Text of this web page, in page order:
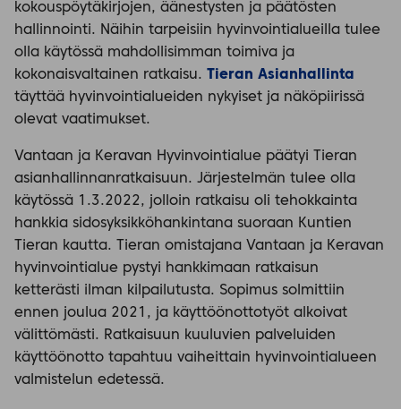
kokouspöytäkirjojen, äänestysten ja päätösten
hallinnointi. Näihin tarpeisiin hyvinvointialueilla tulee
olla käytössä mahdollisimman toimiva ja
kokonaisvaltainen ratkaisu. Tieran Asianhallinta
täyttää hyvinvointialueiden nykyiset ja näköpiirissä
olevat vaatimukset.
Vantaan ja Keravan Hyvinvointialue päätyi Tieran
asianhallinnanratkaisuun. Järjestelmän tulee olla
käytössä 1.3.2022, jolloin ratkaisu oli tehokkainta
hankkia sidosyksikköhankintana suoraan Kuntien
Tieran kautta. Tieran omistajana Vantaan ja Keravan
hyvinvointialue pystyi hankkimaan ratkaisun
ketterästi ilman kilpailutusta. Sopimus solmittiin
ennen joulua 2021, ja käyttöönottotyöt alkoivat
välittömästi. Ratkaisuun kuuluvien palveluiden
käyttöönotto tapahtuu vaiheittain hyvinvointialueen
valmistelun edetessä.